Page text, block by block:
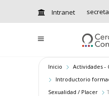
Intranet
Inicio
Actividades -
Introductorio
Sexualidad / Placer